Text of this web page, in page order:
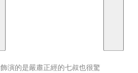
演的是嚴肅正經的七叔也很驚